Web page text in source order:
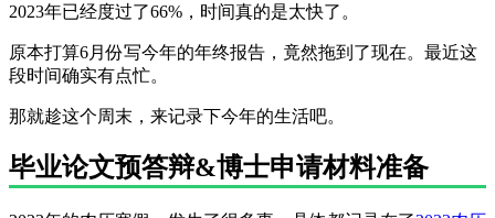
2023年已经度过了66%，时间真的是太快了。
原本打算6月份写今年的年终报告，竟然拖到了现在。最近这
段时间确实有点忙。
那就趁这个周末，来记录下今年的生活吧。
毕业论文预答辩&博士申请材料准备